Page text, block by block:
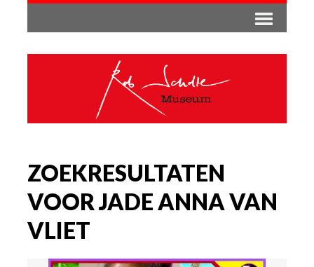
ZOEKRESULTATEN
VOOR JADE ANNA VAN
VLIET